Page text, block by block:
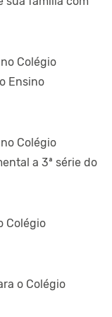
Colégio
Ensino
Colégio
a 3ª série do
Colégio
o Colégio